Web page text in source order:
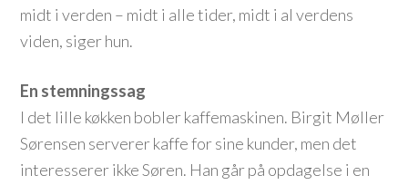
midt i verden – midt i alle tider, midt i al verdens
viden, siger hun.
En stemningssag
I det lille køkken bobler kaffemaskinen. Birgit Møller
Sørensen serverer kaffe for sine kunder, men det
interesserer ikke Søren. Han går på opdagelse i en